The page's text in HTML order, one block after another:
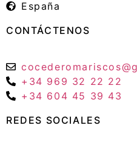
España
CONTÁCTENOS
+34 969 32 22 22
+34 604 45 39 43
REDES SOCIALES